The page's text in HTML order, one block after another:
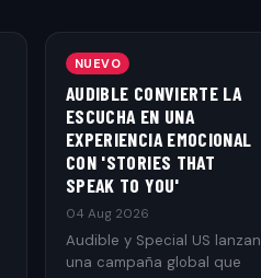
NUEVO
AUDIBLE CONVIERTE LA
ESCUCHA EN UNA
EXPERIENCIA EMOCIONAL
CON 'STORIES THAT
SPEAK TO YOU'
04 Aug 2026
Audible y Special US lanzan
una campaña global que